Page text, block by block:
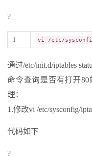
?
1 vi /etc/
通过/etc/init.d/iptables
命令查询是否有打开
理：
1.修改vi /etc/sysconfig/
代码如下
?